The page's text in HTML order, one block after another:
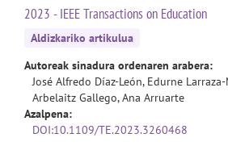
2023 - IEEE Transactions on Education
Aldizkariko artikulua
Autoreak sinadura ordenaren arabera:
José Alfredo Díaz-León, Edurne
Arbelaitz Gallego, Ana Arruarte
Azalpena:
DOI:10.1109/TE.2023.3260468